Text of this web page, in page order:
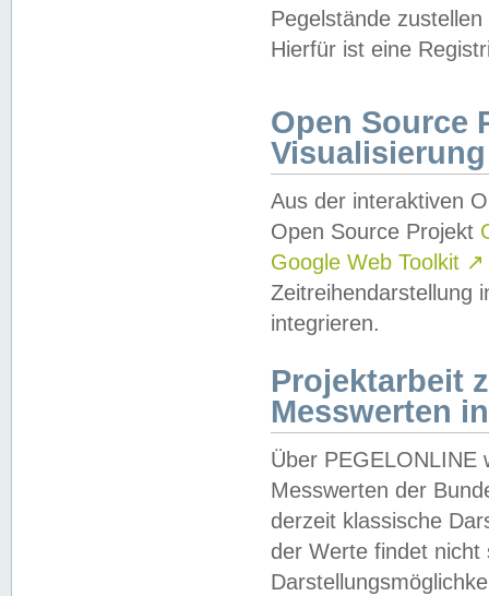
Pegelstände
Hierfür ist eine
Open Source
Visualisierung
Aus der interaktiven
Open Source Projekt
Google Web Toolkit ↗
Zeitreihendarstellung
integrieren.
Projektarbeit
Messwerten
Über PEGELONLINE
Messwerten der
derzeit klassische
der Werte findet